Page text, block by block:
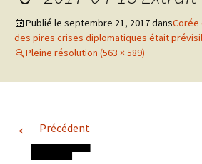
Publié le septembre 21, 2017dansCorée
des pires crises diplomatiques était
Pleine résolution (563 × 589)
← Précédent